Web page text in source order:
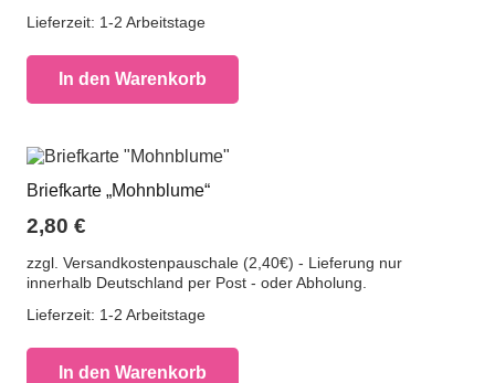
Lieferzeit: 1-2 Arbeitstage
In den Warenkorb
Briefkarte „Mohnblume“
2,80 €
zzgl. Versandkostenpauschale (2,40€) - Lieferung nur
innerhalb Deutschland per Post - oder Abholung.
Lieferzeit: 1-2 Arbeitstage
In den Warenkorb